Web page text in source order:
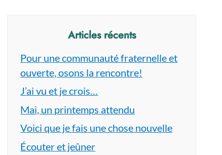
Articles récents
Pour une communauté fraternelle et
ouverte, osons la rencontre!
J’ai vu et je crois…
Mai, un printemps attendu
Voici que je fais une chose nouvelle
Écouter et jeûner